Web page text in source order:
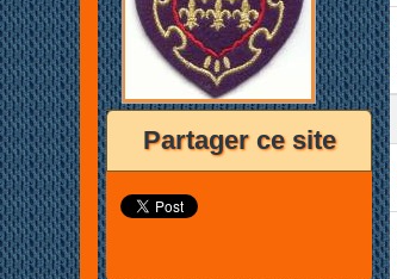
Partager ce site